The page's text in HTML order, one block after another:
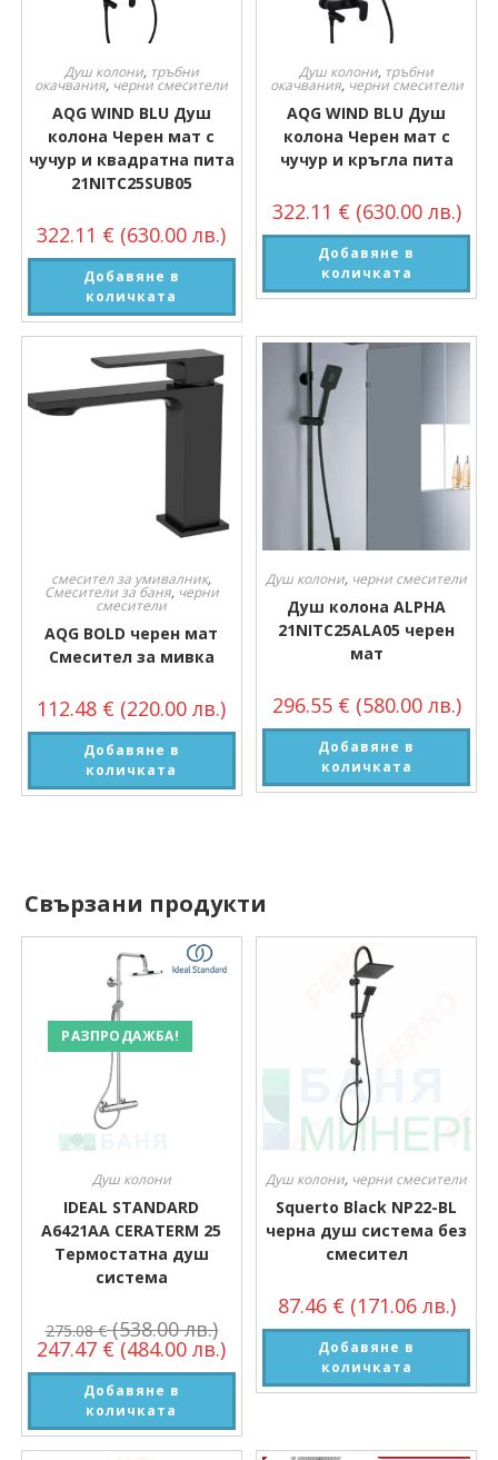
Душ колони, тръбни
окачвания, черни смесители
AQG WIND BLU Душ
колона Черен мат с
чучур и квадратна пита
21NITC25SUB05
322.11 € (630.00 лв.)
Добавяне в
количката
Душ колони, тръбни
окачвания, черни смесители
AQG WIND BLU Душ
колона Черен мат с
чучур и кръгла пита
322.11 € (630.00 лв.)
Добавяне в
количката
смесител за умивалник,
Смесители за баня, черни
смесители
AQG BOLD черен мат
Смесител за мивка
112.48 € (220.00 лв.)
Добавяне в
количката
Душ колони, черни смесители
Душ колона ALPHA
21NITC25ALA05 черен
мат
296.55 € (580.00 лв.)
Добавяне в
количката
Свързани продукти
РАЗПРОДАЖБА!
Душ колони
IDEAL STANDARD
A6421AA CERATERM 25
Термостатна душ
система
275.08€ (538.00 лв.)
247.47 € (484.00 лв.)
Добавяне в
количката
Душ колони, черни смесители
Squerto Black NP22-BL
черна душ система без
смесител
87.46 € (171.06 лв.)
Добавяне в
количката